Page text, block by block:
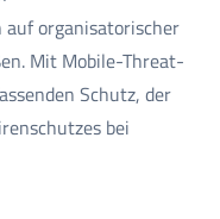
organisatorischer
Mit Mobile-Threat-
Schutz, der
bei